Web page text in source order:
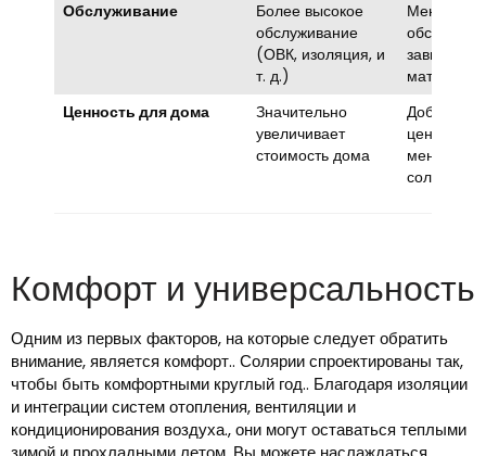
Обслуживание
Более высокое
обслуживание
(ОВК, изоляция, и
т. д.)
Меньшее
Ценность для дома
Значительно
увеличивает
стоимость дома
Добавляет
ценность,
меньше,
солярий
Комфорт и универсальность
Одним из первых факторов, на которые следует обратить
внимание, является комфорт.. Солярии спроектированы так,
чтобы быть комфортными круглый год.. Благодаря изоляции
и интеграции систем отопления, вентиляции и
кондиционирования воздуха., они могут оставаться теплыми